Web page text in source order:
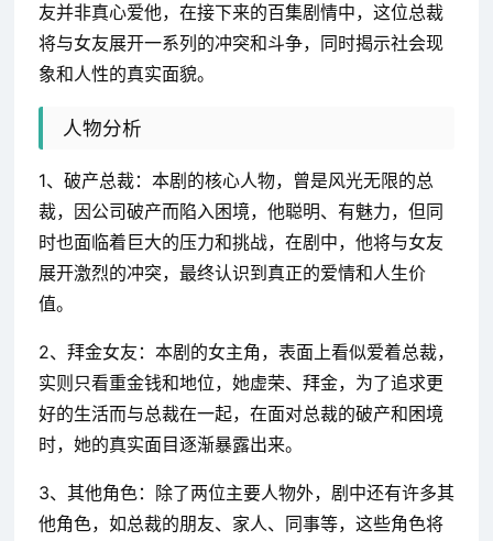
友并非真心爱他，在接下来的百集剧情中，这位总裁
将与女友展开一系列的冲突和斗争，同时揭示社会现
象和人性的真实面貌。
人物分析
1、破产总裁：本剧的核心人物，曾是风光无限的总
裁，因公司破产而陷入困境，他聪明、有魅力，但同
时也面临着巨大的压力和挑战，在剧中，他将与女友
展开激烈的冲突，最终认识到真正的爱情和人生价
值。
2、拜金女友：本剧的女主角，表面上看似爱着总裁，
实则只看重金钱和地位，她虚荣、拜金，为了追求更
好的生活而与总裁在一起，在面对总裁的破产和困境
时，她的真实面目逐渐暴露出来。
3、其他角色：除了两位主要人物外，剧中还有许多其
他角色，如总裁的朋友、家人、同事等，这些角色将